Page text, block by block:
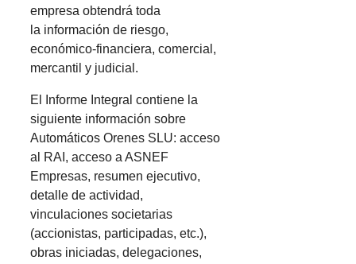
empresa obtendrá toda
la información de riesgo,
económico-financiera, comercial,
mercantil y judicial.
El Informe Integral contiene la
siguiente información sobre
Automáticos Orenes SLU: acceso
al RAI, acceso a ASNEF
Empresas, resumen ejecutivo,
detalle de actividad,
vinculaciones societarias
(accionistas, participadas, etc.),
obras iniciadas, delegaciones,